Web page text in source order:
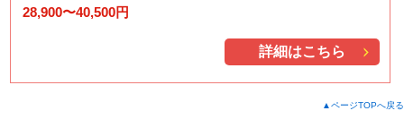
28,900〜40,500円
詳細はこちら
▲ページTOPへ戻る